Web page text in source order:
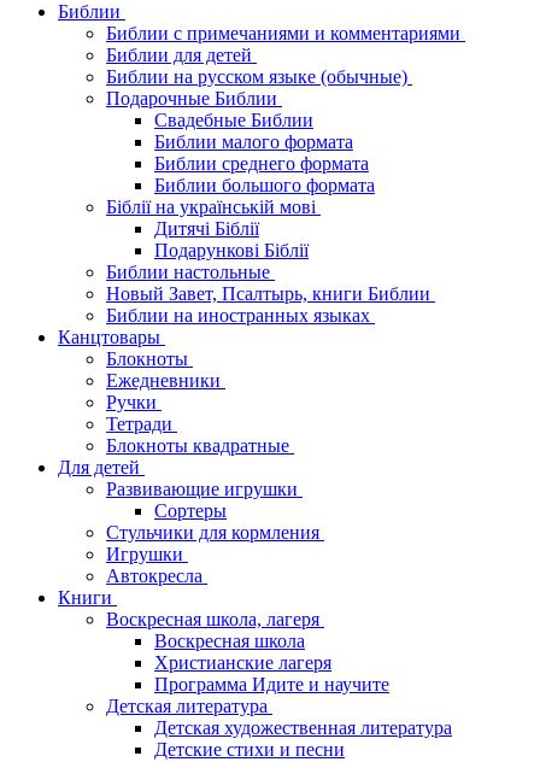
Библии
Библии с примечаниями и комментариями
Библии для детей
Библии на русском языке (обычные)
Подарочные Библии
Свадебные Библии
Библии малого формата
Библии среднего формата
Библии большого формата
Біблії на українській мові
Дитячі Біблії
Подарункові Біблії
Библии настольные
Новый Завет, Псалтырь, книги Библии
Библии на иностранных языках
Канцтовары
Блокноты
Ежедневники
Ручки
Тетради
Блокноты квадратные
Для детей
Развивающие игрушки
Сортеры
Стульчики для кормления
Игрушки
Автокресла
Книги
Воскресная школа, лагеря
Воскресная школа
Христианские лагеря
Программа Идите и научите
Детская литература
Детская художественная литература
Детские стихи и песни